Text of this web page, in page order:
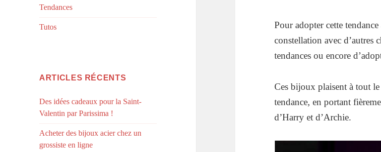
Tendances
Tutos
ARTICLES RÉCENTS
Des idées cadeaux pour la Saint-
Valentin par Parissima !
Acheter des bijoux acier chez un
grossiste en ligne
Pour adopter cette
constellation avec d’autres
tendances ou encore
Ces bijoux plaisent à tout
tendance, en portant
d’Harry et d’Archie.